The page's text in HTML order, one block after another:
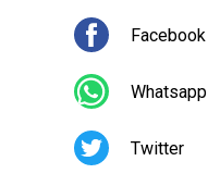
Facebook
Whatsapp
Twitter